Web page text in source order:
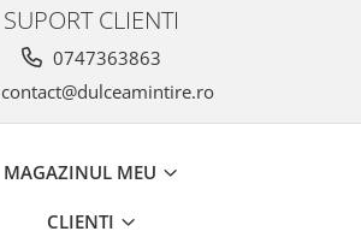
SUPORT CLIENTI
0747363863
contact@dulceamintire.ro
MAGAZINUL MEU
CLIENTI